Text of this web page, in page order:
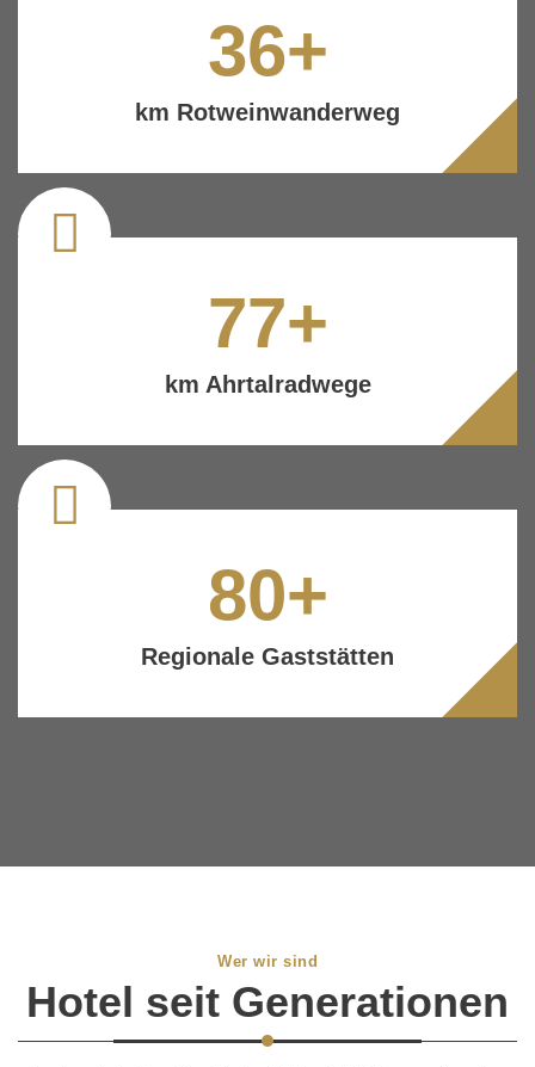
36+
km Rotweinwanderweg
77+
km Ahrtalradwege
80+
Regionale Gaststätten
Wer wir sind
Hotel seit Generationen